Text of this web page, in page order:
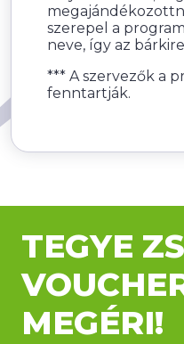
szerepel a
neve, így az
*** A szervezők a
fenntartják.
TEGYE
MEGÉRI!